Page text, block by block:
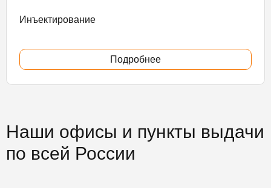
Инъектирование
Подробнее
Наши офисы и пункты выдачи
по всей России